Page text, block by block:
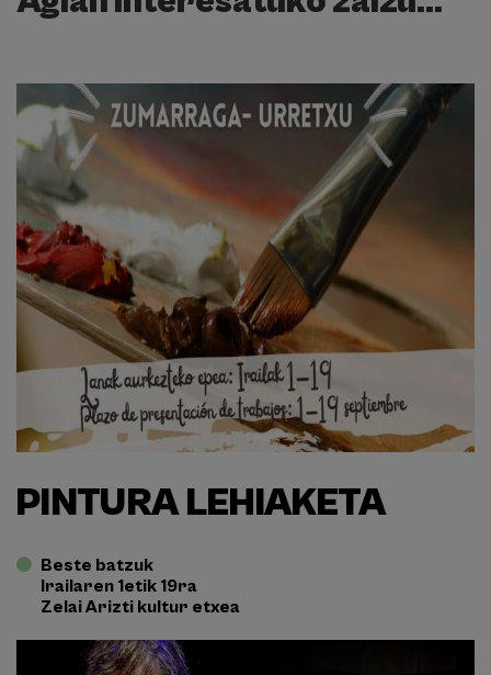
PINTURA LEHIAKETA
Beste batzuk
Irailaren 1etik 19ra
Zelai Arizti kultur etxea